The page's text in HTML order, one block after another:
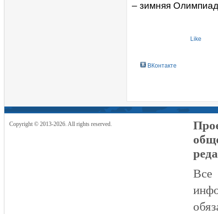
– зимняя
Like
ВКонтакте
Copyright © 2013-2026. All rights reserved.